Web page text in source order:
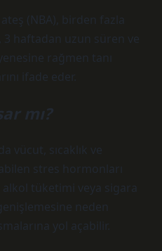
(NBA), birden fazla
3 haftadan uzun süren ve
rağmen tanı
ifade eder.
mı?
vücut, sıcaklık ve
stres hormonları
alkol tüketimi veya sigara
neden
yol açabilir.